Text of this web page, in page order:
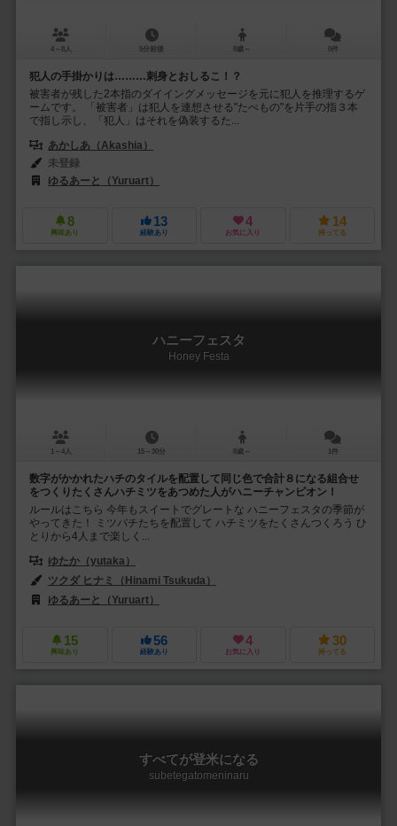
4～8人 5分前後 8歳～ 0件
犯人の手掛かりは………刺身とおしるこ！？
被害者が残した2本指のダイイングメッセージを元に犯人を推理するゲ
ームです。 「被害者」は犯人を連想させる"たべもの"を片手の指３本
で指し示し、「犯人」はそれを偽装するた...
あかしあ（Akashia）
未登録
ゆるあーと（Yuruart）
8
興味あり
13
経験あり
4
お気に入り
14
持ってる
ハニーフェスタ
Honey Festa
1～4人 15～30分 8歳～ 1件
数字がかかれたハチのタイルを配置して同じ色で合計８になる組合せ
をつくりたくさんハチミツをあつめた人がハニーチャンピオン！
ルールはこちら 今年もスイートでグレートな ハニーフェスタの季節が
やってきた！ ミツバチたちを配置して ハチミツをたくさんつくろう ひ
とりから4人まで楽しく...
ゆたか（yutaka）
ツクダ ヒナミ（Hinami Tsukuda）
ゆるあーと（Yuruart）
15
興味あり
56
経験あり
4
お気に入り
30
持ってる
すべてが登米になる
subetegatomeninaru